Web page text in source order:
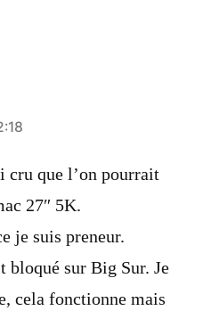
cru que l’on pourrait
27″ 5K.
je suis preneur.
bloqué sur Big Sur. Je
cela fonctionne mais